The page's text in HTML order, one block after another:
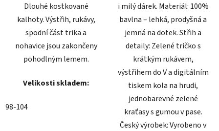
Dlouhé kostkované
kalhoty. Výstřih, rukávy,
spodní část trika a
nohavice jsou zakončeny
pohodlným lemem.
Velikosti skladem:
98-104
i milý dárek. Materiál: 100%
bavlna – lehká, prodyšná a
jemná na dotek. Střih a
detaily: Zelené tričko s
krátkým rukávem,
výstřihem do V a digitálním
tiskem kola na hrudi,
jednobarevné zelené
kraťasy s gumou v pase.
Český výrobek: Vyrobeno v